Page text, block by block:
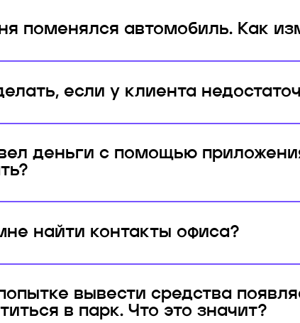
поменялся автомобиль. Как
если у клиента
деньги с помощью
найти контакты офиса?
вывести средства
в парк. Что это значит?